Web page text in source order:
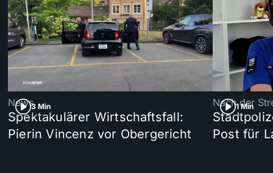
3 Min
News
Spektakulärer Wirtschaftsfall:
Pierin Vincenz vor Obergericht
1 Min
Nach der
Post für